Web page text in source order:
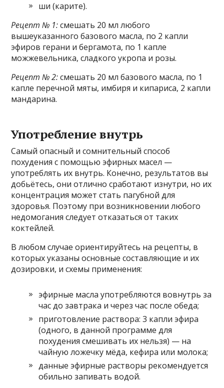
ши (карите).
Рецепт № 1:смешать 20 мл любого
вышеуказанного базового масла, по 2 капли
эфиров герани и бергамота, по 1 капле
можжевельника, сладкого укропа и розы.
Рецепт № 2:смешать 20 мл базового масла, по 1
капле перечной мяты, имбиря и кипариса, 2 капли
мандарина.
Употребление внутрь
Самый опасный и сомнительный способ
похудения с помощью эфирных масел —
употреблять их внутрь. Конечно, результатов вы
добьётесь, они отлично сработают изнутри, но их
концентрация может стать пагубной для
здоровья. Поэтому при возникновении любого
недомогания следует отказаться от таких
коктейлей.
В любом случае ориентируйтесь на рецепты, в
которых указаны основные составляющие и их
дозировки, и схемы применения:
эфирные масла употребляются вовнутрь за
час до завтрака и через час после обеда;
приготовление раствора: 3 капли эфира
(одного, в данной программе для
похудения смешивать их нельзя) — на
чайную ложечку мёда, кефира или молока;
данные эфирные растворы рекомендуется
обильно запивать водой.